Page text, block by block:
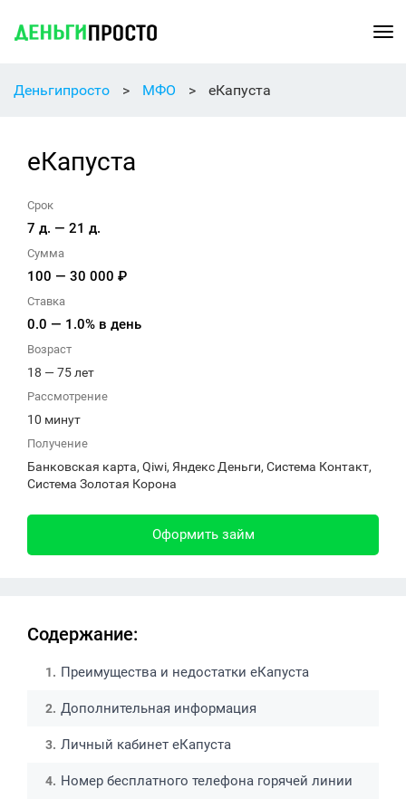
Деньгипросто > МФО > еКапуста
еКапуста
Срок
7 д. — 21 д.
Сумма
100 — 30 000 ₽
Ставка
0.0 — 1.0% в день
Возраст
18 — 75 лет
Рассмотрение
10 минут
Получение
Банковская карта, Qiwi, Яндекс Деньги, Система Контакт,
Система Золотая Корона
Оформить займ
Содержание:
Преимущества и недостатки еКапуста
Дополнительная информация
Личный кабинет еКапуста
Номер бесплатного телефона горячей линии